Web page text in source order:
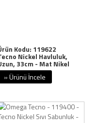
Kodu: 119622
Nickel Havluluk,
33cm - Mat Nikel
» Ürünü İncele